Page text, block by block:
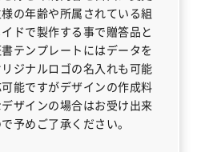
の年齢や所属されている組
ドで製作する事で贈答品と
テンプレートにはデータを
ジナルロゴの名入れも可能
能ですがデザインの作成料
ザインの場合はお受け出来
予めご了承ください。